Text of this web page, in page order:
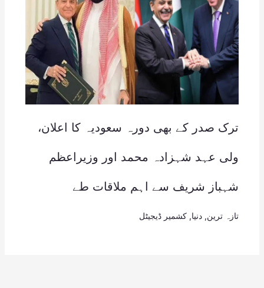
ترک صدر کے بھی دورہ سعودیہ کا اعلان،
ولی عہد شہزادہ محمد اور وزیراعظم
شہباز شریف سے اہم ملاقات طے
تازہ ترین دنیا کشمیر ڈیجیٹل